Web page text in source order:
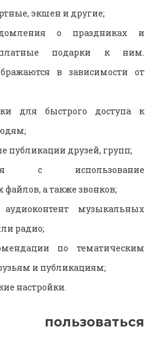
экшен и другие;
о праздниках и
подарки к ним.
в зависимости от
для быстрого доступа к
публикации друзей, групп;
с использование
а также звонков;
музыкальных
радио;
по тематическим
и публикациям;
настройки.